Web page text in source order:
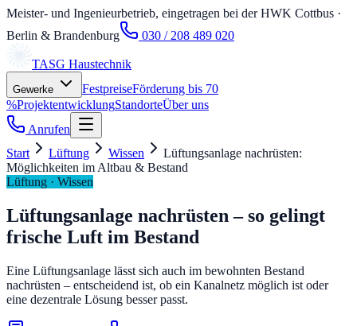
Meister- und Ingenieurbetrieb, eingetragen bei der HWK Cottbus ·
Berlin & Brandenburg
030 / 208 489 020
TASG Haustechnik
Gewerke FestpreiseFörderung bis 70
%ProjektentwicklungStandorteÜber uns
Anrufen
Start
Lüftung Wissen
Lüftungsanlage nachrüsten:
Möglichkeiten im Altbau & Bestand
Lüftung · Wissen
Lüftungsanlage nachrüsten – so gelingt
frische Luft im Bestand
Eine Lüftungsanlage lässt sich auch im bewohnten Bestand
nachrüsten – entscheidend ist, ob ein Kanalnetz möglich ist oder
eine dezentrale Lösung besser passt.